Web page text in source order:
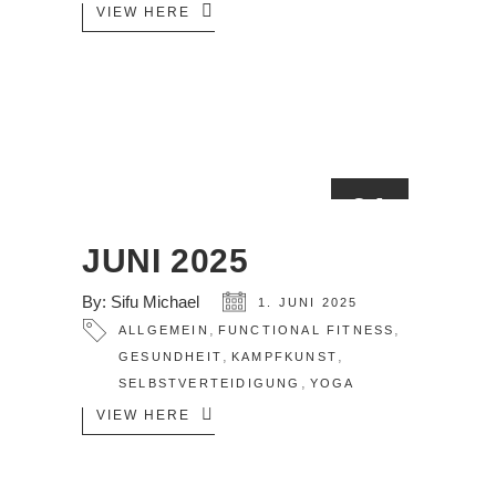
VIEW HERE
01
JUNI 2025
By: Sifu Michael 1. JUNI 2025
ALLGEMEIN FUNCTIONAL FITNESS
GESUNDHEIT KAMPFKUNST
SELBSTVERTEIDIGUNG YOGA
VIEW HERE